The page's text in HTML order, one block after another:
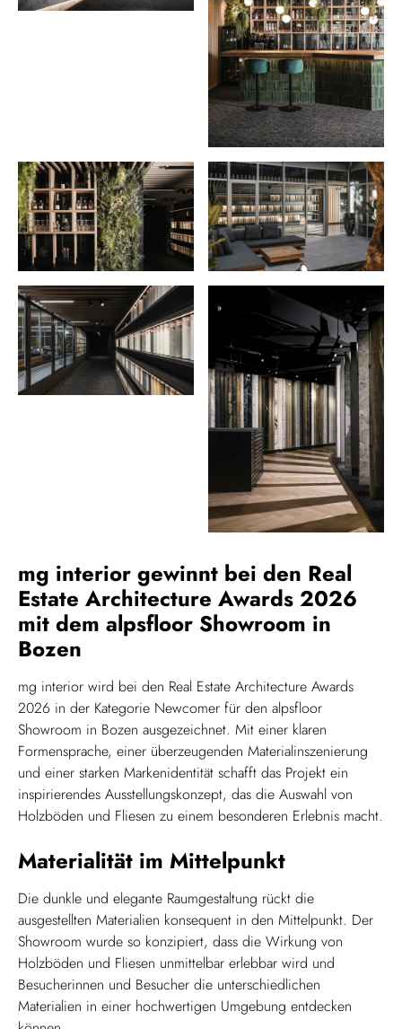
mg interior gewinnt bei den Real
Estate Architecture Awards 2026
mit dem alpsfloor Showroom in
Bozen
mg interior wird bei den Real Estate Architecture Awards
2026 in der Kategorie Newcomer für den alpsfloor
Showroom in Bozen ausgezeichnet. Mit einer klaren
Formensprache, einer überzeugenden Materialinszenierung
und einer starken Markenidentität schafft das Projekt ein
inspirierendes Ausstellungskonzept, das die Auswahl von
Holzböden und Fliesen zu einem besonderen Erlebnis macht.
Materialität im Mittelpunkt
Die dunkle und elegante Raumgestaltung rückt die
ausgestellten Materialien konsequent in den Mittelpunkt. Der
Showroom wurde so konzipiert, dass die Wirkung von
Holzböden und Fliesen unmittelbar erlebbar wird und
Besucherinnen und Besucher die unterschiedlichen
Materialien in einer hochwertigen Umgebung entdecken